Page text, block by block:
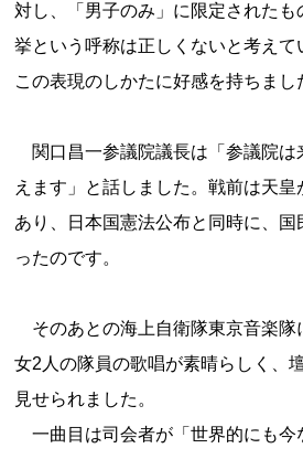
対し、「男子のみ」に限定されたも
挙という呼称は正しくないと考え
この表現のしかたに好感を持ちまし
関口昌一参議院議長は「参議院は
えます」と話しました。戦前は天
あり、日本国憲法公布と同時に、
ったのです。
そのあとの海上自衛隊東京音楽隊
女2人の隊員の歌唱が素晴らしく、
見せられました。
一曲目は司会者が「世界的にも今